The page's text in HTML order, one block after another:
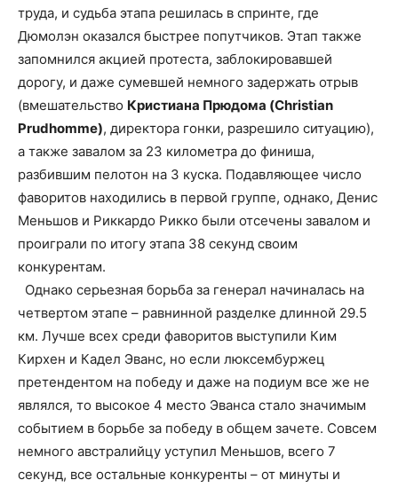
труда, и судьба этапа решилась в спринте, где
Дюмолэн оказался быстрее попутчиков. Этап также
запомнился акцией протеста, заблокировавшей
дорогу, и даже сумевшей немного задержать отрыв
(вмешательство Кристиана Прюдома (Christian
Prudhomme), директора гонки, разрешило ситуацию),
а также завалом за 23 километра до финиша,
разбившим пелотон на 3 куска. Подавляющее число
фаворитов находились в первой группе, однако, Денис
Меньшов и Риккардо Рикко были отсечены завалом и
проиграли по итогу этапа 38 секунд своим
конкурентам.
Однако серьезная борьба за генерал начиналась на
четвертом этапе – равнинной разделке длинной 29.5
км. Лучше всех среди фаворитов выступили Ким
Кирхен и Кадел Эванс, но если люксембуржец
претендентом на победу и даже на подиум все же не
являлся, то высокое 4 место Эванса стало значимым
событием в борьбе за победу в общем зачете. Совсем
немного австралийцу уступил Меньшов, всего 7
секунд, все остальные конкуренты – от минуты и